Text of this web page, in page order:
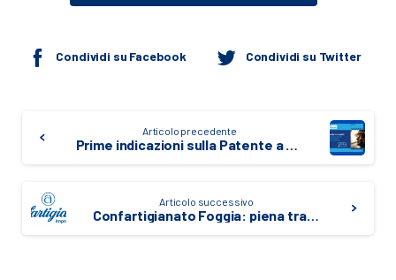
Condividi su Facebook Condividi su Twitter
Reading
Articolo precedente
Articolo successivo
Confartigianato Foggia: piena trasparenza e rispetto delle regole, respinte le ricostruzioni diffamatorie